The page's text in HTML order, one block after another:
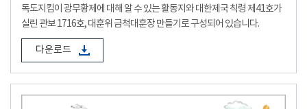
독도지킴이 광무황제에 대해 알 수 있는 활동지와 대한제국 칙령 제41호가
실린 관보 1716호, 대훈위 금척대훈장 만들기로 구성되어 있습니다.
다운로드